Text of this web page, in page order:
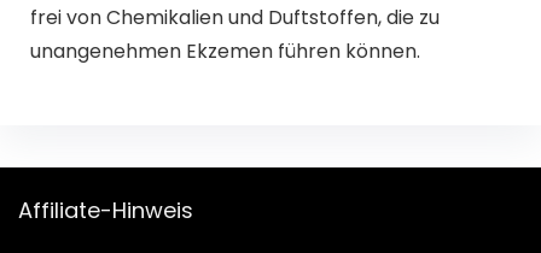
frei von Chemikalien und Duftstoffen, die zu
unangenehmen Ekzemen führen können.
Affiliate-Hinweis